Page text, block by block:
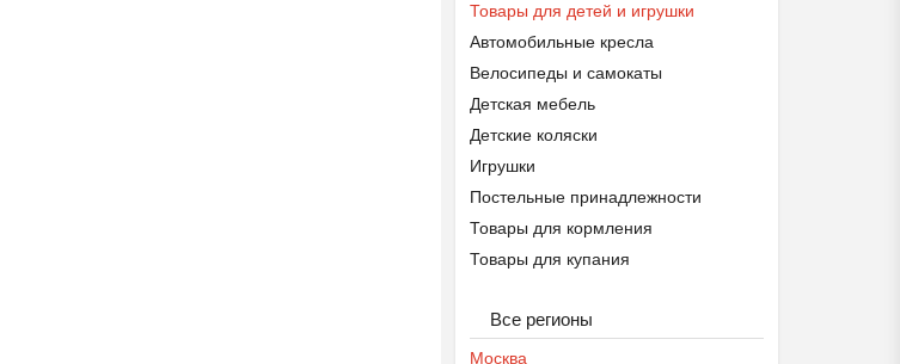
Товары для детей и игрушки
Автомобильные кресла
Велосипеды и самокаты
Детская мебель
Детские коляски
Игрушки
Постельные принадлежности
Товары для кормления
Товары для купания
Все регионы
Москва